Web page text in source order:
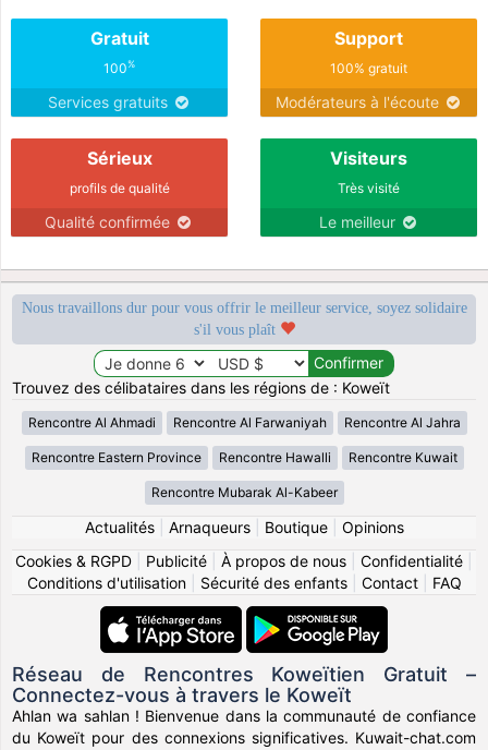
Gratuit
100%
Services gratuits
Support
100% gratuit
Modérateurs à l'écoute
Sérieux
profils de qualité
Qualité confirmée
Visiteurs
Très visité
Le meilleur
Nous travaillons dur pour vous offrir le meilleur service, soyez solidaire
s'il vous plaît
Trouvez des célibataires dans les régions de : Koweït
Rencontre Al Ahmadi Rencontre Al Farwaniyah Rencontre Al Jahra
Rencontre Eastern Province Rencontre Hawalli Rencontre Kuwait
Rencontre Mubarak Al-Kabeer
Actualités| Arnaqueurs| Boutique| Opinions
Cookies & RGPD
Publicité À propos de nous Confidentialité
Conditions d'utilisation| Sécurité des enfants| Contact| FAQ
Réseau de Rencontres Koweïtien Gratuit –
Connectez-vous à travers le Koweït
Ahlan wa sahlan ! Bienvenue dans la communauté de confiance
du Koweït pour des connexions significatives. Kuwait-chat.com